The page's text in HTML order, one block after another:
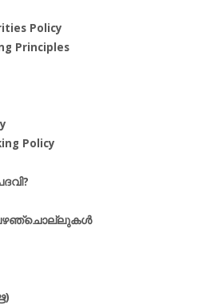
Policy
Principles
Policy